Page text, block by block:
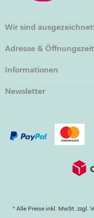
Wir sind
Adresse &
Informationen
Newsletter
* Alle Preise inkl. MwSt. zzgl.